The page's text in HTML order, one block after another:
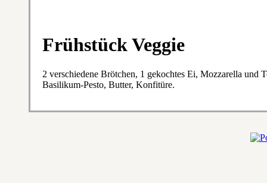
Frühstück Veggie
2 verschiedene Brötchen, 1 gekochtes Ei, Mozzarella und
Basilikum-Pesto, Butter, Konfitüre.